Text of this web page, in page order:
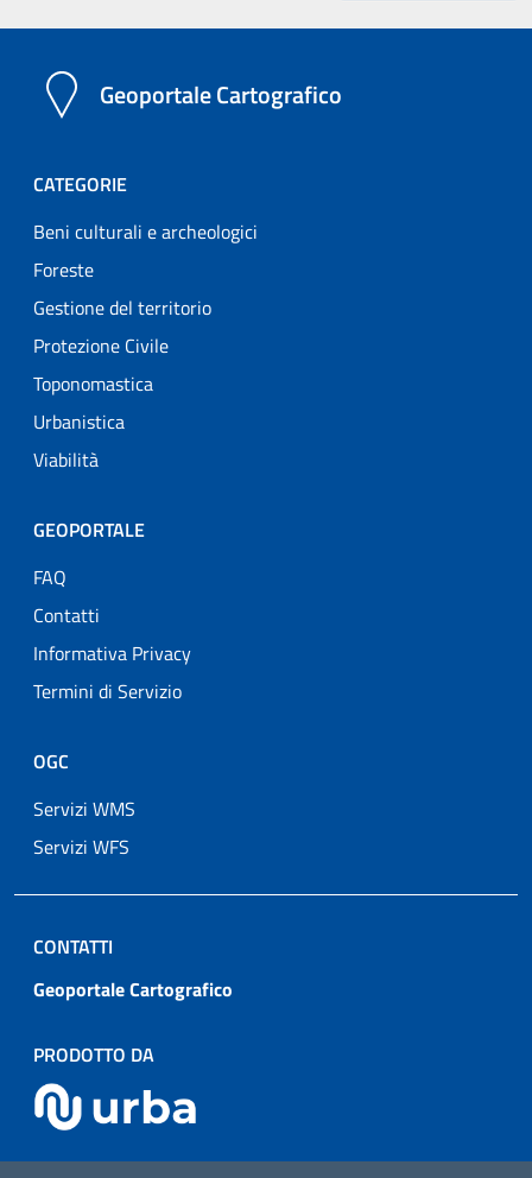
Geoportale Cartografico
CATEGORIE
Beni culturali e archeologici
Foreste
Gestione del territorio
Protezione Civile
Toponomastica
Urbanistica
Viabilità
GEOPORTALE
FAQ
Contatti
Informativa Privacy
Termini di Servizio
OGC
Servizi WMS
Servizi WFS
CONTATTI
Geoportale Cartografico
PRODOTTO DA